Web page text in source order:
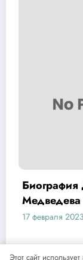
Биография
Медведева
карьера и
17 февраля 2023
Этот сайт